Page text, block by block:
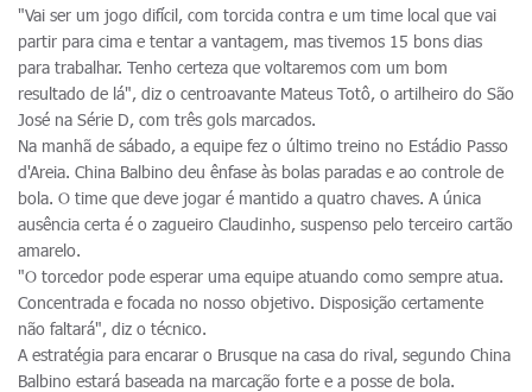
"Vai ser um jogo difícil, com torcida contra e um time local que vai
partir para cima e tentar a vantagem, mas tivemos 15 bons dias
para trabalhar. Tenho certeza que voltaremos com um bom
resultado de lá", diz o centroavante Mateus Totô, o artilheiro do São
José na Série D, com três gols marcados.
Na manhã de sábado, a equipe fez o último treino no Estádio Passo
d'Areia. China Balbino deu ênfase às bolas paradas e ao controle de
bola. O time que deve jogar é mantido a quatro chaves. A única
ausência certa é o zagueiro Claudinho, suspenso pelo terceiro cartão
amarelo.
"O torcedor pode esperar uma equipe atuando como sempre atua.
Concentrada e focada no nosso objetivo. Disposição certamente
não faltará", diz o técnico.
A estratégia para encarar o Brusque na casa do rival, segundo China
Balbino estará baseada na marcação forte e a posse de bola.